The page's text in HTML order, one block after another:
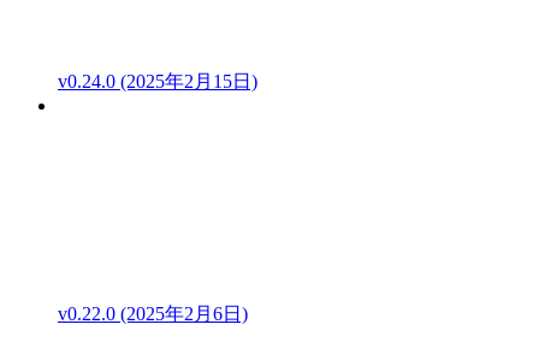
v0.24.0 (2025年2月15日)
v0.22.0 (2025年2月6日)